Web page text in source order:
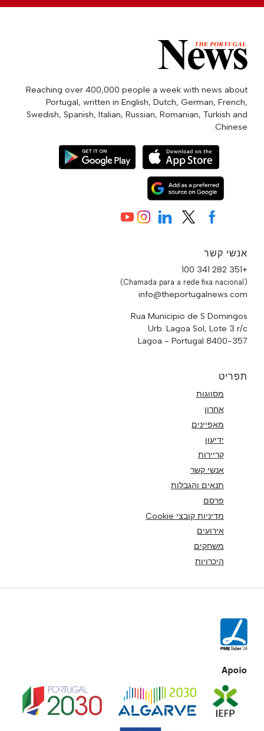
Reaching over 400,000 people a week with news about
Portugal, written in English, Dutch, German, French,
Swedish, Spanish, Italian, Russian, Romanian, Turkish and
Chinese.
אנשי קשר
+351 282 341 100
(Chamada para a rede fixa nacional)
info@theportugalnews.com
Rua Municipio de S Domingos
Urb. Lagoa Sol, Lote 3 r/c
8400-357 Lagoa - Portugal
תפריט
מסווגות
אחרון
מאפיינים
ידיעון
קריירות
אנשי קשר
תנאים והגבלות
פרסם
מדיניות קובצי Cookie
אירועים
משחקים
היכרויות
Apoio